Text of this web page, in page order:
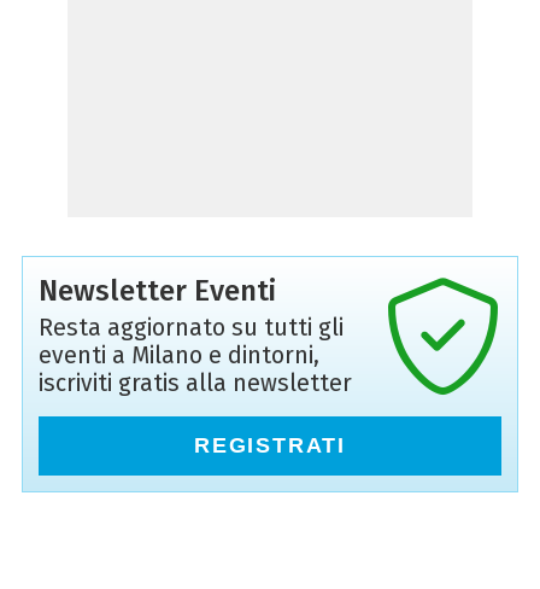
Newsletter Eventi
Resta aggiornato su tutti gli
eventi a Milano e dintorni,
iscriviti gratis alla newsletter
REGISTRATI